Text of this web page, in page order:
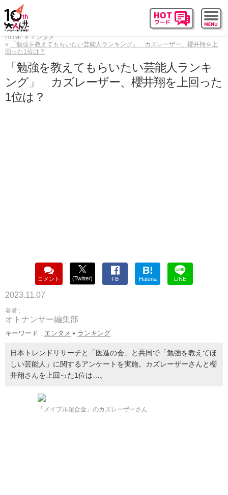
HOME
エンタメ
「勉強を教えてもらいたい芸能人ランキング」 カズレーザー、櫻井翔を上
回った1位は？
「勉強を教えてもらいたい芸能人ランキ
ング」 カズレーザー、櫻井翔を上回った
1位は？
コメント (Twitter) FB
B!
Hatena LINE
2023.11.07
著者 :
オトナンサー編集部
キーワード : エンタメ • ランキング
日本トレンドリサーチと「医進の会」と共同で「勉強を教えてほ
しい芸能人」に関するアンケートを実施。カズレーザーさんと櫻
井翔さんを上回った1位は…。
「メイプル超合金」のカズレーザーさん